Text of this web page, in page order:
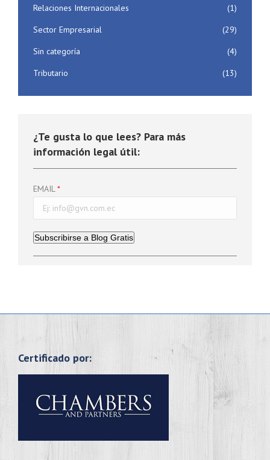
Relaciones Internacionales
(1)
Sector Empresarial
(29)
Sin categoría
(4)
Tributario
(13)
¿Te gusta lo que lees? Para más
información legal útil:
EMAIL
Subscribirse a Blog Gratis
Certificado por: